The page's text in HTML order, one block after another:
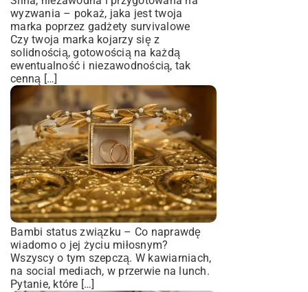
wyzwania – pokaż, jaka jest twoja
marka poprzez gadżety survivalowe
Czy twoja marka kojarzy się z
solidnością, gotowością na każdą
ewentualność i niezawodnością, tak
cenną […]
Bambi status związku – Co naprawdę
wiadomo o jej życiu miłosnym?
Wszyscy o tym szepczą. W kawiarniach,
na social mediach, w przerwie na lunch.
Pytanie, które […]